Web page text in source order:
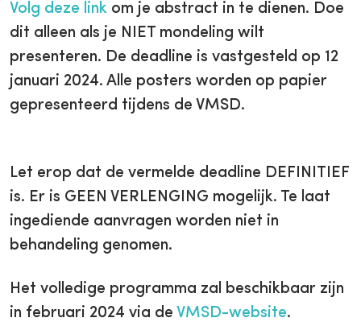
Volg deze link om je abstract in te dienen. Doe
dit alleen als je NIET mondeling wilt
presenteren. De deadline is vastgesteld op 12
januari 2024. Alle posters worden op papier
gepresenteerd tijdens de VMSD.
Let erop dat de vermelde deadline DEFINITIEF
is. Er is GEEN VERLENGING mogelijk. Te laat
ingediende aanvragen worden niet in
behandeling genomen.
Het volledige programma zal beschikbaar zijn
in februari 2024 via de VMSD-website.